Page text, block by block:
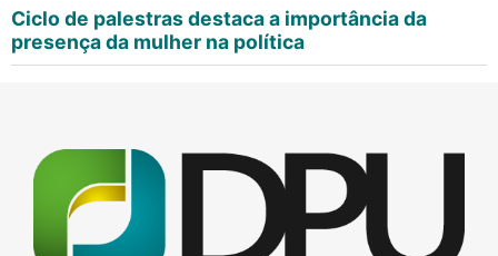
Ciclo de palestras destaca a importância da
presença da mulher na política